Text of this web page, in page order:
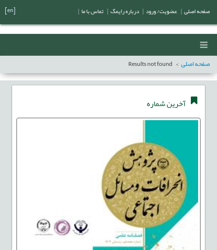
صفحه اصلی Results not found
آخرین شماره
صفحه اصلی عضویت/ ورود درباره رایمگ تماس با ما